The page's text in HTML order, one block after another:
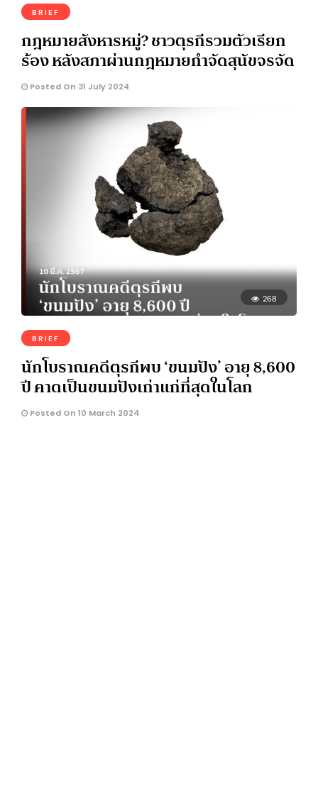
BRIEF
กฎหมายสังหารหมู่? ชาวตุรกีรวมตัวเรียก
ร้อง หลังสภาผ่านกฎหมายกำจัดสุนัขจรจัด
Posted On 31 July 2024
268
BRIEF
นักโบราณคดีตุรกีพบ ‘ขนมปัง’ อายุ 8,600
ปี คาดเป็นขนมปังเก่าแก่ที่สุดในโลก
Posted On 10 March 2024